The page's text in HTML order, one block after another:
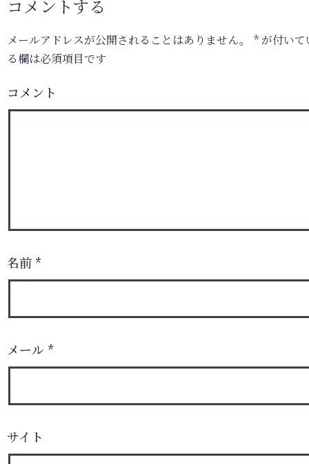
コメントする
メールアドレスが公開されることはありません。 *が付いて
る欄は必須項目です
コメント
名前 *
メール *
サイト